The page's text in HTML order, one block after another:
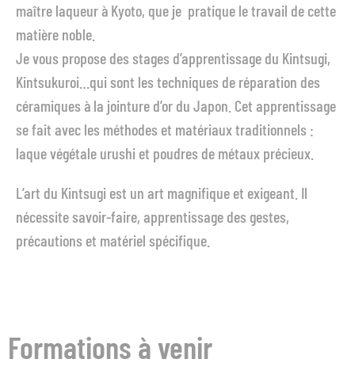
maître laqueur à Kyoto, que je pratique le travail de cette
matière noble.
Je vous propose des stages d’apprentissage du Kintsugi,
Kintsukuroi…qui sont les techniques de réparation des
céramiques à la jointure d’or du Japon. Cet apprentissage
se fait avec les méthodes et matériaux traditionnels :
laque végétale urushi et poudres de métaux précieux.
L’art du Kintsugi est un art magnifique et exigeant. Il
nécessite savoir-faire, apprentissage des gestes,
précautions et matériel spécifique.
Formations à venir